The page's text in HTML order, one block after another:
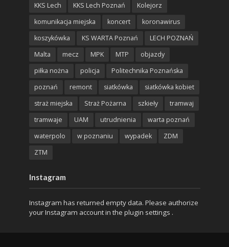
KKS Lech
KKS Lech Poznań
Kolejorz
komunikacja miejska
koncert
koronawirus
koszykówka
KS WARTA Poznań
LECH POZNAŃ
Malta
mecz MPK MTP
objazdy
piłka nożna
policja
Politechnika Poznańska
poznań
remont siatkówka
siatkówka kobiet
straż miejska
Straż Pożarna szkieły
tramwaj
tramwaje
UAM utrudnienia
warta poznań
waterpolo
w poznaniu wypadek
ZDM
ZTM
Instagram
Instagram has returned empty data. Please authorize
your Instagram account in the plugin settings .